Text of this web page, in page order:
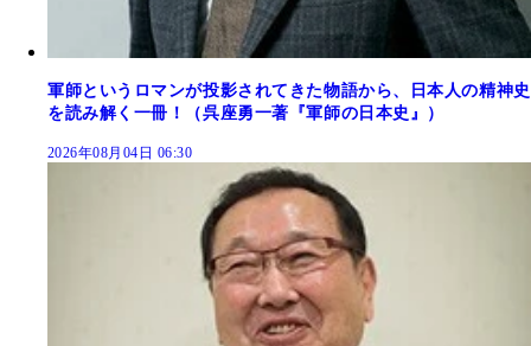
軍師というロマンが投影されてきた物語から、日本人の精神史
を読み解く一冊！（呉座勇一著『軍師の日本史』）
2026年08月04日 06:30